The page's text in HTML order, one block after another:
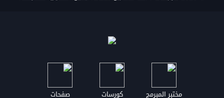
مختبر المبرمج كورسات صفحات